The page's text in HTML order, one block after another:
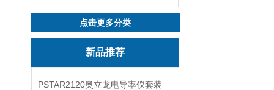
点击更多分类
新品推荐
PSTAR2120奥立龙电导率仪套装